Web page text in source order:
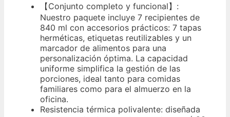
【Conjunto completo y funcional】:
Nuestro paquete incluye 7 recipientes de
840 ml con accesorios prácticos: 7 tapas
herméticas, etiquetas reutilizables y un
marcador de alimentos para una
personalización óptima. La capacidad
uniforme simplifica la gestión de las
porciones, ideal tanto para comidas
familiares como para el almuerzo en la
oficina.
Resistencia térmica polivalente: diseñada